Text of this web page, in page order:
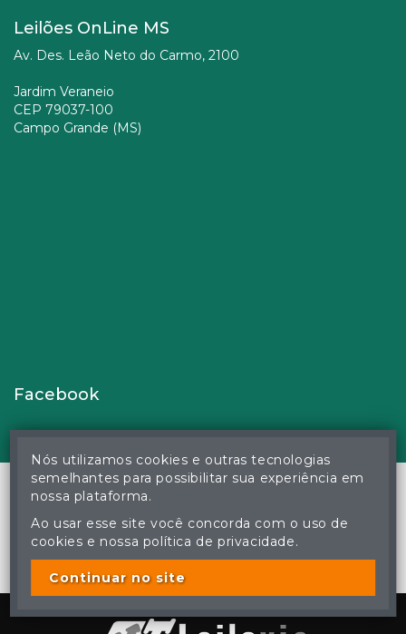
Leilões OnLine MS
Av. Des. Leão Neto do Carmo, 2100
Jardim Veraneio
CEP 79037-100
Campo Grande (MS)
Facebook
© Gustavo Correa Pereira da Silva - Leiloeiro Público Oficial -
Matrícula nº 26 JUCEMS - Todos os direitos reservados
A cópia ou reprodução não autorizada do conteúdo deste site
poderá acarretar em penas previstas em lei.
Nós utilizamos cookies e outras tecnologias
semelhantes para possibilitar sua experiência em
nossa plataforma.
Ao usar esse site você concorda com o uso de
cookies e nossa política de privacidade.
Continuar no site